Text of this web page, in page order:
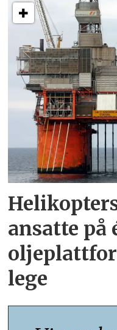
ansatte på
lege